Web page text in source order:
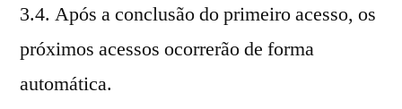
3.4. Após a conclusão do primeiro acesso, os
próximos acessos ocorrerão de forma
automática.